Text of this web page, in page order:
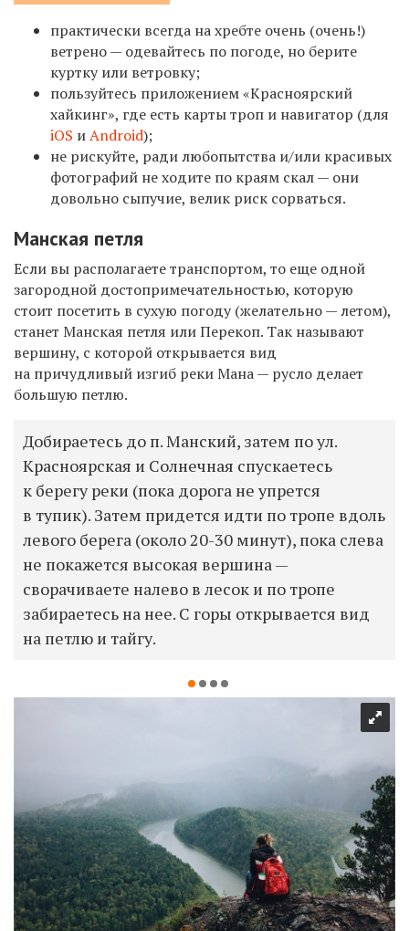
практически всегда на хребте очень (очень!)
ветрено — одевайтесь по погоде, но берите
куртку или ветровку;
пользуйтесь приложением «Красноярский
хайкинг», где есть карты троп и навигатор (для
iOS иAndroid);
не рискуйте, ради любопытства и/или красивых
фотографий не ходите по краям скал — они
довольно сыпучие, велик риск сорваться.
Манская петля
Если вы располагаете транспортом, то еще одной
загородной достопримечательностью, которую
стоит посетить в сухую погоду (желательно — летом),
станет Манская петля или Перекоп. Так называют
вершину, с которой открывается вид
на причудливый изгиб реки Мана — русло делает
большую петлю.
Добираетесь до п. Манский, затем по ул.
Красноярская и Солнечная спускаетесь
к берегу реки (пока дорога не упрется
в тупик). Затем придется идти по тропе вдоль
левого берега (около 20-30 минут), пока слева
не покажется высокая вершина —
сворачиваете налево в лесок и по тропе
забираетесь на нее. С горы открывается вид
на петлю и тайгу.